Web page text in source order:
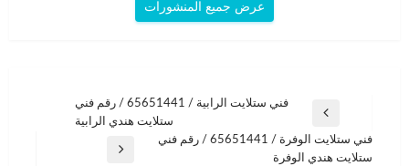
عرض جميع المنشورات
المقالات
المقالة
السابقة
فني ستلايت الرابية / 65651441 / رقم فني
ستلايت هندي الرابية
المقالة
فني ستلايت الوفرة / 65651441 / رقم فني
ستلايت هندي الوفرة